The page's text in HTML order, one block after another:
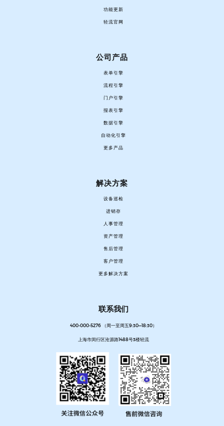
功能更新
轻流官网
公司产品
表单引擎
流程引擎
门户引擎
报表引擎
数据引擎
自动化引擎
更多产品
解决方案
设备巡检
进销存
人事管理
资产管理
售后管理
客户管理
更多解决方案
联系我们
400-000-5276 （周一至周五9:30—18:30）
上海市闵行区沧源路1488号3楼轻流